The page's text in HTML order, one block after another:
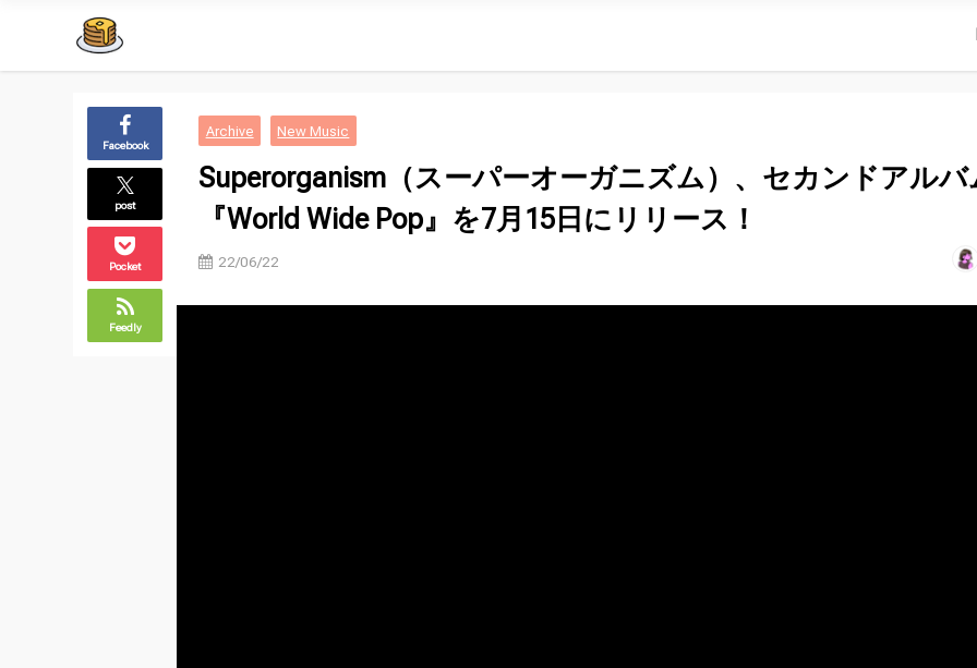
Facebook
post
Pocket
Feedly
Archive New Music
Superorganism（スーパーオーガニズム）、セカンドアルバ
『World Wide Pop』を7月15日にリリース！
22/06/22